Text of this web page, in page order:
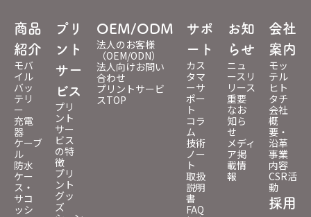
商品
紹介
モバ
イル
バッ
テリ
ー
充電
器
ケーブ
ル
防水
ケー
ス・
サコ
ッシ
プリ
ント
サー
ビス
プリ
ント
サー
ビス
の特
徴
プリ
ント
グッ
ズ
OEM/ODM
法人のお客様
（OEM/ODN）
法人向けお問い
合わせ
プリントサービ
スTOP
サポ
ート
カス
タマ
ーサ
ポー
ト
コラ
ム
技術
ノー
ト
取扱
説明
書
FAQ
お知
らせ
ニュ
ースリ
リース
重要
なお
知ら
せ
メディ
ア掲
載情
報
会社
案内
モッ
テル
ヒト
タチ
会社
概
要・
沿革
事業
内容
CSR活
動
採用